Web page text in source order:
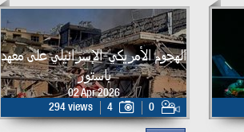
الهجوم الأمريكي-الإسرائيلي على معهد
باستور
02 Apr 2026
294 views
4 0